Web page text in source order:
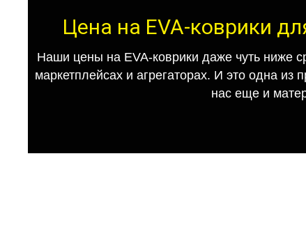
Цена на EVA-коврики
Наши цены на EVA-коврики даже чуть ниже
маркетплейсах и агрегаторах. И это одна
нас еще и